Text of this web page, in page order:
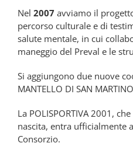
Nel 2007 avviamo il
percorso culturale e di
salute mentale, in cui
maneggio del Preval e le
Si aggiungono due nuove
MANTELLO DI SAN
La POLISPORTIVA 2001,
nascita, entra ufficialmente
Consorzio.